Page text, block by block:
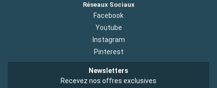
Réseaux Sociaux
Facebook
Youtube
Instagram
Pinterest
Newsletters
Recevez nos offres exclusives